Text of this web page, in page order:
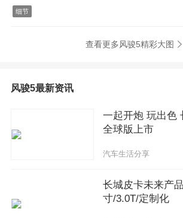
细节
查看更多风骏5精彩大图
风骏5最新资讯
一起开炮 玩出色
全球版上市
汽车生活分享
长城皮卡未来产
寸/3.0T/定制化